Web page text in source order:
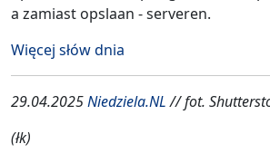
a zamiast opslaan - serveren.
Więcej słów dnia
29.04.2025Niedziela.NL// fot.
(łk)